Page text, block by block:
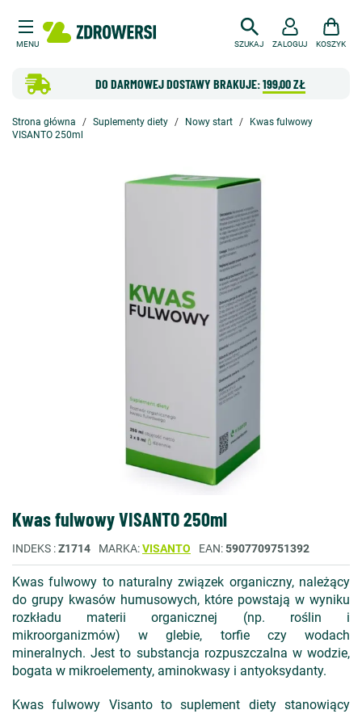
MENU SZUKAJ
DO DARMOWEJ DOSTAWY BRAKUJE:199,00 ZŁ
ZALOGUJ KOSZYK
Strona główna Suplementy diety Nowy start
Kwas fulwowy
VISANTO 250ml
Kwas fulwowy VISANTO 250ml
INDEKS Z1714 MARKA VISANTO EAN 5907709751392
Kwas fulwowy to naturalny związek organiczny, należący
do grupy kwasów humusowych, które powstają w wyniku
rozkładu materii organicznej (np. roślin i
mikroorganizmów) w glebie, torfie czy wodach
mineralnych. Jest to substancja rozpuszczalna w wodzie,
bogata w mikroelementy, aminokwasy i antyoksydanty.
Kwas fulwowy Visanto to suplement diety stanowiący